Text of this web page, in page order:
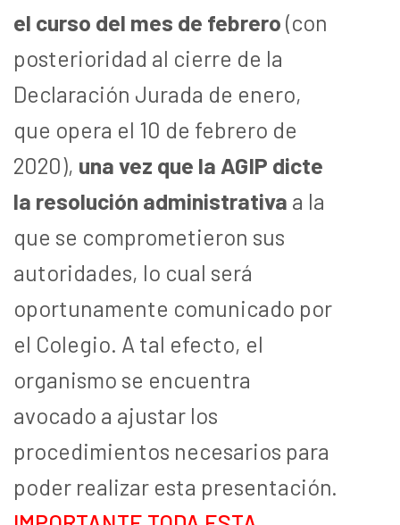
el curso del mes de febrero (con
posterioridad al cierre de la
Declaración Jurada de enero,
que opera el 10 de febrero de
2020), una vez que la AGIP dicte
la resolución administrativa a la
que se comprometieron sus
autoridades, lo cual será
oportunamente comunicado por
el Colegio. A tal efecto, el
organismo se encuentra
avocado a ajustar los
procedimientos necesarios para
poder realizar esta presentación.